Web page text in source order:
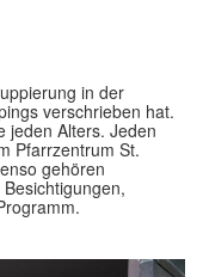
in der
verschrieben hat.
jeden Alters. Jeden
Pfarrzentrum St.
gehören